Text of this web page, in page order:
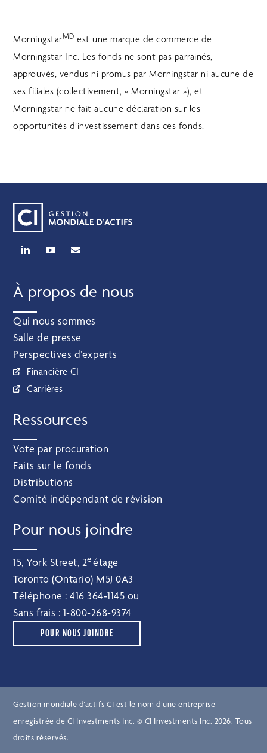
MorningstarMD est une marque de commerce de
Morningstar Inc. Les fonds ne sont pas parrainés,
approuvés, vendus ni promus par Morningstar ni aucune de
ses filiales (collectivement, « Morningstar »), et
Morningstar ne fait aucune déclaration sur les
opportunités d’investissement dans ces fonds.
À propos de nous
Qui nous sommes
Salle de presse
Perspectives d’experts
Financière CI
Carrières
Ressources
Vote par procuration
Faits sur le fonds
Distributions
Comité indépendant de révision
Pour nous joindre
15, York Street, 2eétage
Toronto (Ontario) M5J 0A3
Téléphone :416 364‑1145 ou
Sans frais : 1‑800‑268‑9374
POUR NOUS JOINDRE
Gestion mondiale d’actifs CI est le nom d’une entreprise
enregistrée de CI Investments Inc. © CI Investments Inc. 2026. Tous
droits réservés.